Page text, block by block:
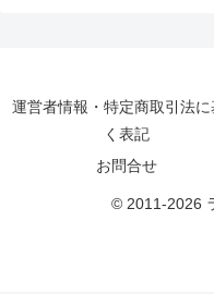
運営者情報・特定商取引法に
く表記
お問合せ
© 2011-2026